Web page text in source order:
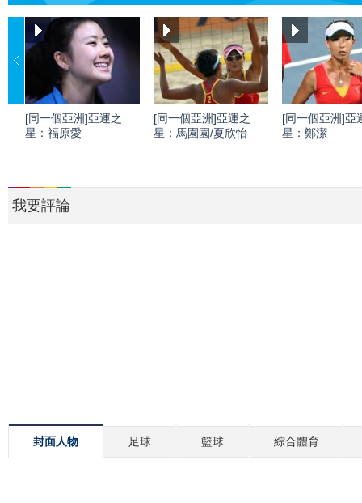
[同一個亞洲]亞運之
星：福原愛
[同一個亞洲]亞運之
星：馬園園/夏欣怡
[同一個亞洲]亞
星：鄭潔
我要評論
封面人物 足球 籃球 綜合體育